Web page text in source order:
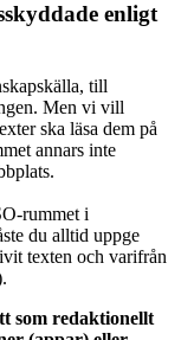
enligt
till
Men vi vill
ska läsa dem på
annars inte
rummet i
du alltid uppge
texten och varifrån
som redaktionellt